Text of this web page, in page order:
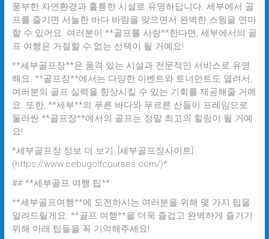
풍부한 자연환경과 훌륭한 시설로 유명하답니다. 세부에서 골
프를 즐기면 서늘한 바다 바람을 맞으면서 완벽한 스윙을 연마
할 수 있어요. 여러분이 **골프를 사랑**한다면, 세부에서의 골
프 여행은 거절할 수 없는 선택이 될 거예요!
**세부골프장**은 품격 있는 시설과 전문적인 서비스로 유명
해요. **골프장**에서는 다양한 이벤트와 토너먼트도 열려서,
여러분의 골프 실력을 향상시킬 수 있는 기회를 제공해줄 거예
요. 또한, **세부**의 푸른 바다와 푸르른 산들이 프레임으로
둘러싼 **골프장**에서의 골프는 정말 최고의 힐링이 될 거예
요!
*세부골프장 정보 더 보기: [세부골프장사이트]
(https://www.cebugolfcourses.com/)*
## **세부골프 여행 팁**
**세부골프여행**에 도전하시는 여러분을 위해 몇 가지 팁을
알려드릴게요. **골프 여행**을 더욱 즐겁고 완벽하게 즐기기
위해 아래 팁들을 꼭 기억해주세요!